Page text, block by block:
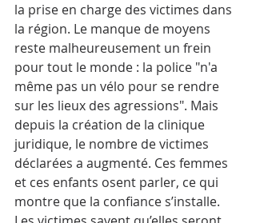
la prise en charge des victimes dans
la région. Le manque de moyens
reste malheureusement un frein
pour tout le monde : la police "n'a
même pas un vélo pour se rendre
sur les lieux des agressions". Mais
depuis la création de la clinique
juridique, le nombre de victimes
déclarées a augmenté. Ces femmes
et ces enfants osent parler, ce qui
montre que la confiance s’installe.